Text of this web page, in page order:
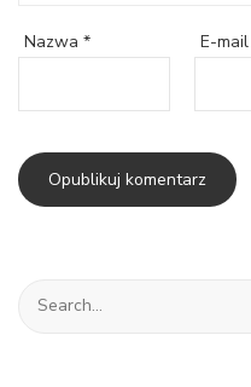
Nazwa * E-mail